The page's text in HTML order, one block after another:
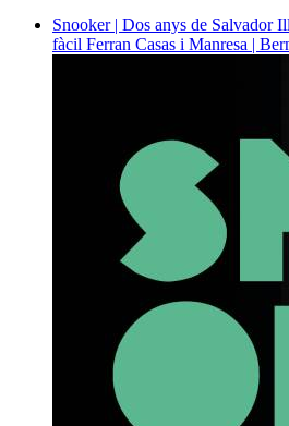
Snooker | Dos anys de Salvador
fàcil Ferran Casas i Manresa |